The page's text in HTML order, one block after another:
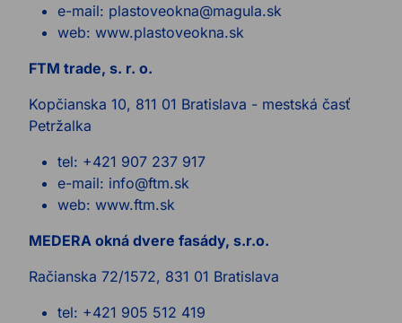
e-mail: plastoveokna@magula.sk
web: www.plastoveokna.sk
FTM trade, s. r. o.
Kopčianska 10, 811 01 Bratislava - mestská časť
Petržalka
tel: +421 907 237 917
e-mail: info@ftm.sk
web: www.ftm.sk
MEDERA okná dvere fasády, s.r.o.
Račianska 72/1572, 831 01 Bratislava
tel: +421 905 512 419